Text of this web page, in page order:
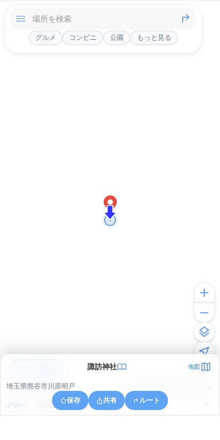
グルメ コンビニ 公園 もっと見る
諏訪神社 地図
埼玉県熊谷市川原明戸
保存
共有 ルート
埼玉県熊谷市押切